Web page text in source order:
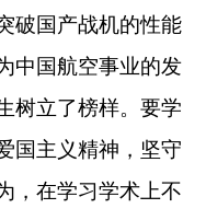
破国产战机的性能
中国航空事业的发
树立了榜样。要学
国主义精神，坚守
，在学习学术上不